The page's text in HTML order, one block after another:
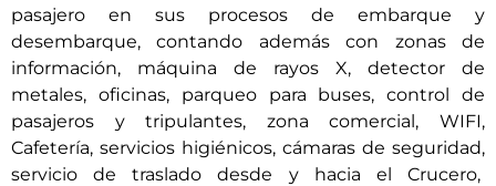
pasajero en sus procesos de embarque y
desembarque, contando además con zonas de
información, máquina de rayos X, detector de
metales, oficinas, parqueo para buses, control de
pasajeros y tripulantes, zona comercial, WIFI,
Cafetería, servicios higiénicos, cámaras de seguridad,
servicio de traslado desde y hacia el Crucero,